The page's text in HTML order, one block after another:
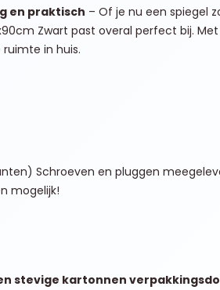
en praktisch – Of je nu een spiegel
Zwart past overal perfect bij.
in huis.
Schroeven en pluggen
mogelijk!
stevige kartonnen